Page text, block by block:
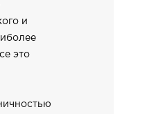
и
это